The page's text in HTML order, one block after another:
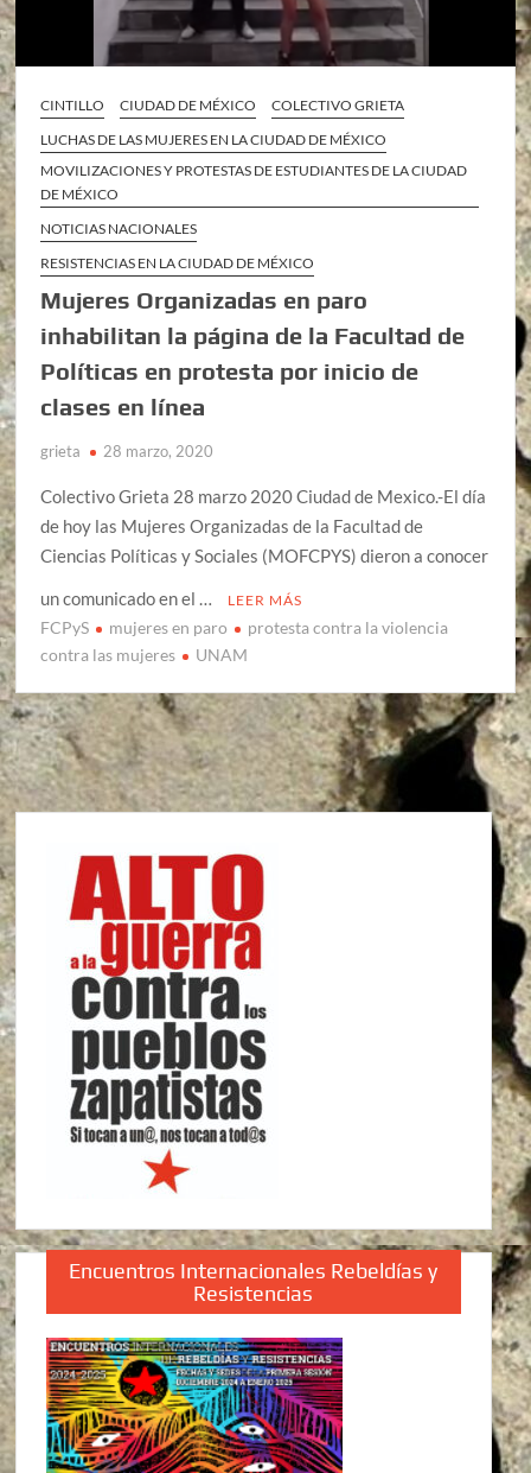
CINTILLO CIUDAD DE MÉXICO
COLECTIVO GRIETA
LUCHAS DE LAS MUJERES EN LA CIUDAD DE MÉXICO
MOVILIZACIONES Y PROTESTAS DE ESTUDIANTES DE LA CIUDAD
DE MÉXICO
NOTICIAS NACIONALES
RESISTENCIAS EN LA CIUDAD DE MÉXICO
Mujeres Organizadas en paro
inhabilitan la página de la Facultad de
Políticas en protesta por inicio de
clases en línea
grieta 28 marzo, 2020
Colectivo Grieta 28 marzo 2020 Ciudad de Mexico.-El día
de hoy las Mujeres Organizadas de la Facultad de
Ciencias Políticas y Sociales (MOFCPYS) dieron a conocer
un comunicado en el …
LEER MÁS
FCPyS mujeres en paro
protesta contra la violencia
contra las mujeres
UNAM
Encuentros Internacionales Rebeldías y
Resistencias